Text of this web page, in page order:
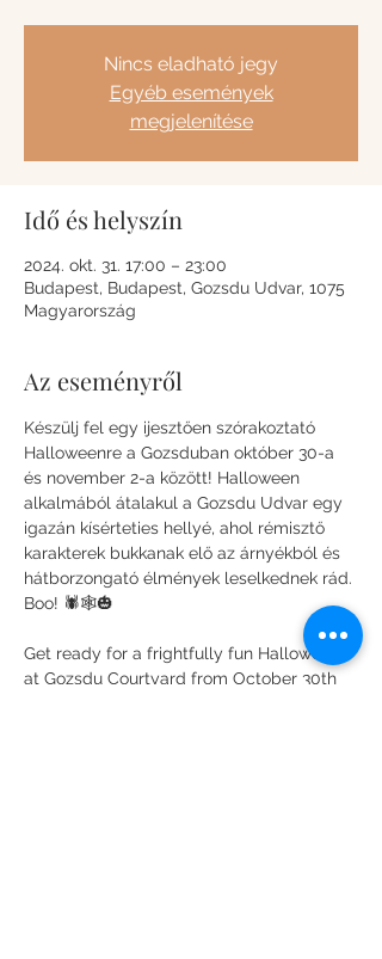
Nincs eladható jegy
Egyéb események
megjelenítése
Idő és helyszín
2024. okt. 31. 17:00 – 23:00
Budapest, Budapest, Gozsdu Udvar, 1075
Magyarország
Az eseményről
Készülj fel egy ijesztően szórakoztató
Halloweenre a Gozsduban október 30-a
és november 2-a között! Halloween
alkalmából átalakul a Gozsdu Udvar egy
igazán kísérteties hellyé, ahol rémisztő
karakterek bukkanak elő az árnyékból és
hátborzongató élmények leselkednek rád.
Boo! 🕷️🕸️🎃
Get ready for a frightfully fun Halloween
at Gozsdu Courtyard from October 30th